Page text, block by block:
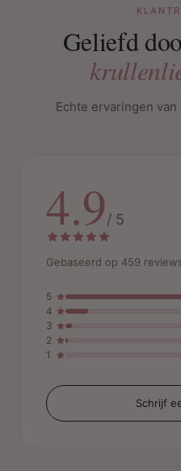
Geliefd
Echte ervaringen
4.9/ 5
Gebaseerd op 459
5
4
3
2
1
Schrijf